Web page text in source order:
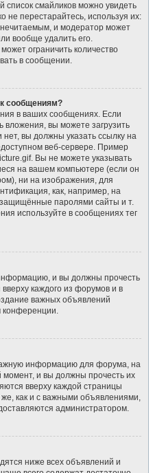
список смайликов можно увидеть
не перестарайтесь, используя их:
и модератор может
вообще удалить его.
ограничить количество
в сообщении.
сообщениям?
в ваших сообщениях. Если
вы можете загрузить
вы должны указать ссылку на
веб-сервере. Пример
Вы не можете указывать
на вашем компьютере (если он
ни на изображения, для
как, например, на
паролями сайты и т.
используйте в сообщениях тег
и вы должны прочесть
каждого из форумов и в
важных объявлений
конференции.
информацию для форума, на
и вы должны прочесть их
вверху каждой страницы
как и с важными объявлениями,
администратором.
ниже всех объявлений и